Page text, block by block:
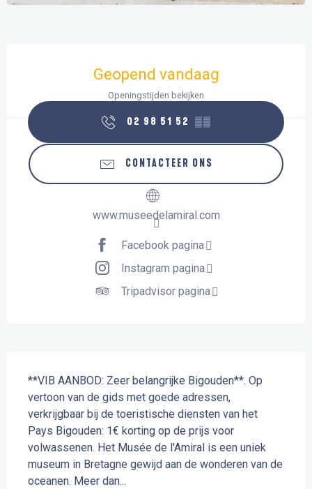
Geopend vandaag
Openingstijden bekijken
02 98 51 52 ▒▒
CONTACTEER ONS
www.museedelamiral.com
Facebook pagina
Instagram pagina
Tripadvisor pagina
**VIB AANBOD: Zeer belangrijke Bigouden**. Op
vertoon van de gids met goede adressen,
verkrijgbaar bij de toeristische diensten van het
Pays Bigouden: 1€ korting op de prijs voor
volwassenen. Het Musée de l'Amiral is een uniek
museum in Bretagne gewijd aan de wonderen van de
oceanen. Meer dan...